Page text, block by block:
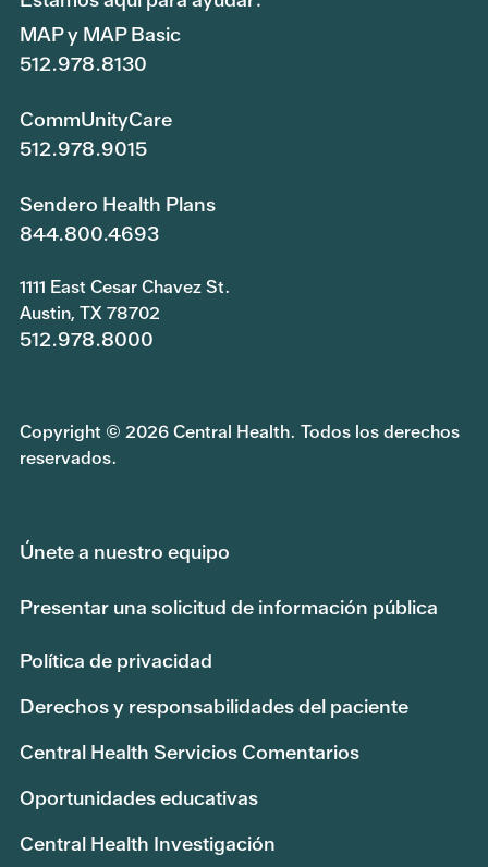
MAP y MAP Basic
512.978.8130
CommUnityCare
512.978.9015
Sendero Health Plans
844.800.4693
1111 East Cesar Chavez St.
Austin, TX 78702
512.978.8000
Copyright © 2026 Central Health. Todos los derechos
reservados.
Únete a nuestro equipo
Presentar una solicitud de información pública
Política de privacidad
Derechos y responsabilidades del paciente
Central Health Servicios Comentarios
Oportunidades educativas
Central Health Investigación